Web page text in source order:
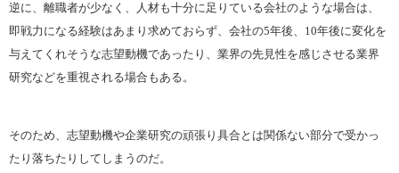
逆に、離職者が少なく、人材も十分に足りている会社のような場合は、
即戦力になる経験はあまり求めておらず、会社の5年後、10年後に変化を
与えてくれそうな志望動機であったり、業界の先見性を感じさせる業界
研究などを重視される場合もある。
そのため、志望動機や企業研究の頑張り具合とは関係ない部分で受かっ
たり落ちたりしてしまうのだ。